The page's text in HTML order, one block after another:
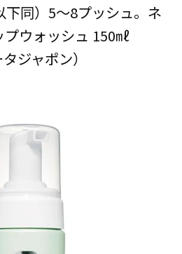
下同）5～8プッシュ。ネ
ウォッシュ 150㎖
ジャポン）